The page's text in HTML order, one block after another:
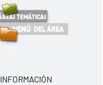
INFORMACIÓN